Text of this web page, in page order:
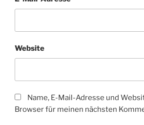
Website
Name, E-Mail-Adresse und
Browser für meinen nächsten